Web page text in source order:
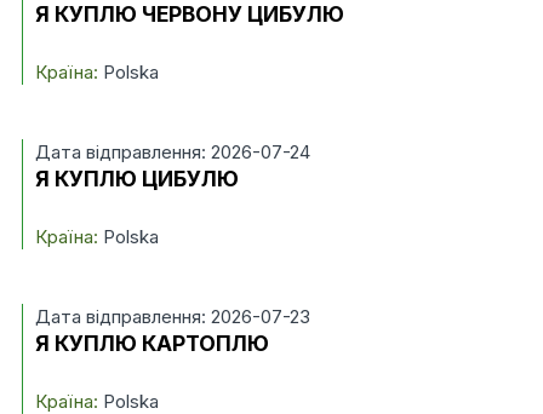
Я КУПЛЮ ЧЕРВОНУ ЦИБУЛЮ
Країна: Polska
Дата відправлення: 2026-07-24
Я КУПЛЮ ЦИБУЛЮ
Країна: Polska
Дата відправлення: 2026-07-23
Я КУПЛЮ КАРТОПЛЮ
Країна: Polska